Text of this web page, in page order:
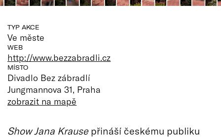
TYP AKCE
Ve měste
WEB
http://www.bezzabradli.cz
MÍSTO
Divadlo Bez zábradlí
Jungmannova 31, Praha
zobrazit na mapě
Show Jana Krausepřináší českému publiku